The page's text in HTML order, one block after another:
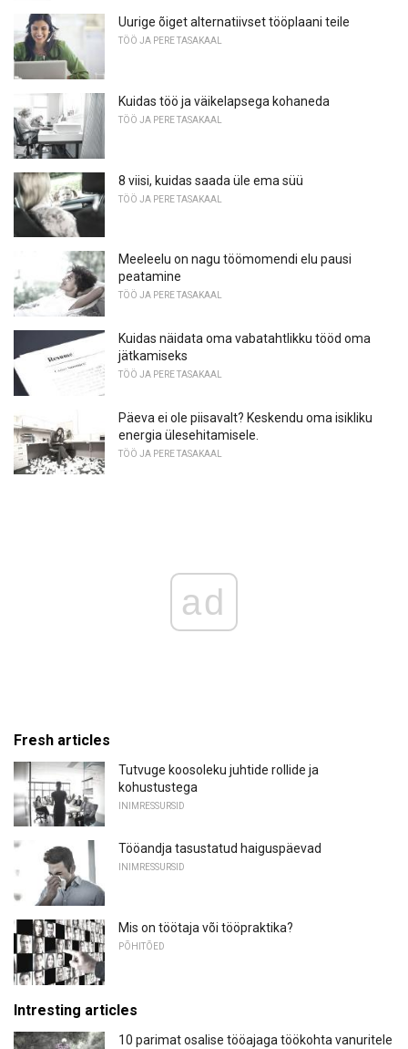
Uurige õiget alternatiivset tööplaani teile
TÖÖ JA PERE TASAKAAL
Kuidas töö ja väikelapsega kohaneda
TÖÖ JA PERE TASAKAAL
8 viisi, kuidas saada üle ema süü
TÖÖ JA PERE TASAKAAL
Meeleelu on nagu töömomendi elu pausi
peatamine
TÖÖ JA PERE TASAKAAL
Kuidas näidata oma vabatahtlikku tööd oma
jätkamiseks
TÖÖ JA PERE TASAKAAL
Päeva ei ole piisavalt? Keskendu oma isikliku
energia ülesehitamisele.
TÖÖ JA PERE TASAKAAL
ad
Fresh articles
Tutvuge koosoleku juhtide rollide ja
kohustustega
INIMRESSURSID
Tööandja tasustatud haiguspäevad
INIMRESSURSID
Mis on töötaja või tööpraktika?
PÕHITÕED
Intresting articles
10 parimat osalise tööajaga töökohta vanuritele